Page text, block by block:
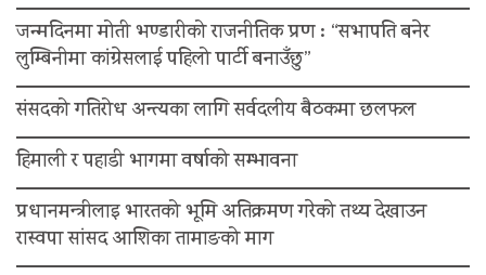
जन्मदिनमा मोती भण्डारीको राजनीतिक प्रण : “सभापति बनेर
लुम्बिनीमा कांग्रेसलाई पहिलो पार्टी बनाउँछु”
संसदको गतिरोध अन्त्यका लागि सर्वदलीय बैठकमा छलफल
हिमाली र पहाडी भागमा वर्षाको सम्भावना
प्रधानमन्त्रीलाइ भारतको भूमि अतिक्रमण गरेको तथ्य देखाउन
रास्वपा सांसद आशिका तामाङको माग